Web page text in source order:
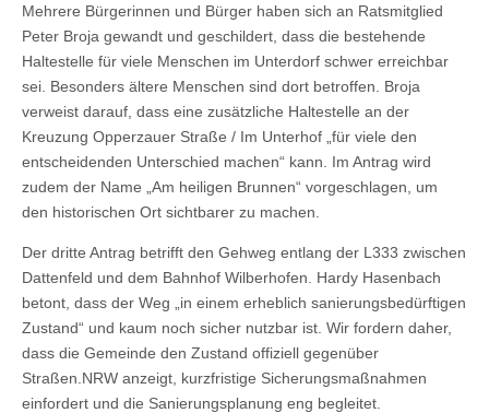
Mehrere Bürgerinnen und Bürger haben sich an Ratsmitglied
Peter Broja gewandt und geschildert, dass die bestehende
Haltestelle für viele Menschen im Unterdorf schwer erreichbar
sei. Besonders ältere Menschen sind dort betroffen. Broja
verweist darauf, dass eine zusätzliche Haltestelle an der
Kreuzung Opperzauer Straße / Im Unterhof „für viele den
entscheidenden Unterschied machen“ kann. Im Antrag wird
zudem der Name „Am heiligen Brunnen“ vorgeschlagen, um
den historischen Ort sichtbarer zu machen.
Der dritte Antrag betrifft den Gehweg entlang der L333 zwischen
Dattenfeld und dem Bahnhof Wilberhofen. Hardy Hasenbach
betont, dass der Weg „in einem erheblich sanierungsbedürftigen
Zustand“ und kaum noch sicher nutzbar ist. Wir fordern daher,
dass die Gemeinde den Zustand offiziell gegenüber
Straßen.NRW anzeigt, kurzfristige Sicherungsmaßnahmen
einfordert und die Sanierungsplanung eng begleitet.